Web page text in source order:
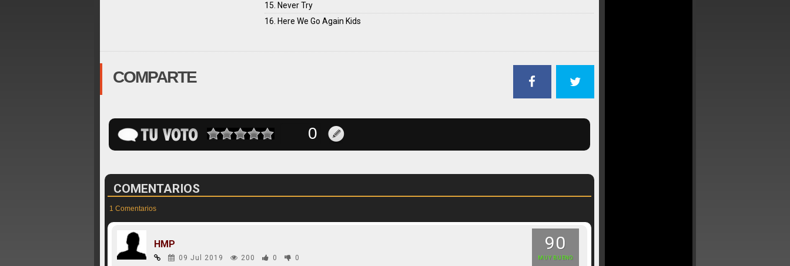
15. Never Try
16. Here We Go Again Kids
COMPARTE
COMENTARIOS
1 Comentarios
90
MUY BUENO
HMP
09 Jul 2019 200 0 0